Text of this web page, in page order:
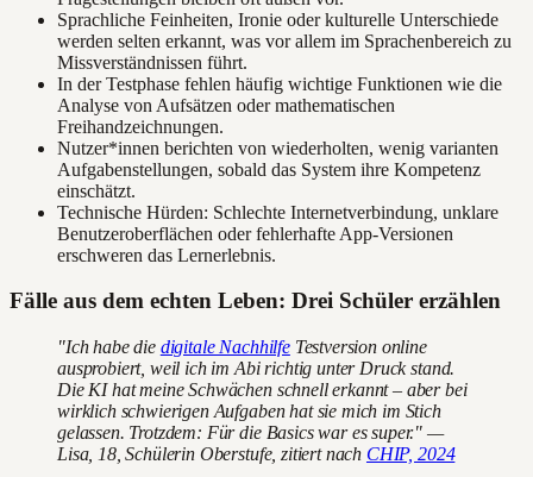
Sprachliche Feinheiten, Ironie oder kulturelle Unterschiede
werden selten erkannt, was vor allem im Sprachenbereich zu
Missverständnissen führt.
In der Testphase fehlen häufig wichtige Funktionen wie die
Analyse von Aufsätzen oder mathematischen
Freihandzeichnungen.
Nutzer*innen berichten von wiederholten, wenig varianten
Aufgabenstellungen, sobald das System ihre Kompetenz
einschätzt.
Technische Hürden: Schlechte Internetverbindung, unklare
Benutzeroberflächen oder fehlerhafte App-Versionen
erschweren das Lernerlebnis.
Fälle aus dem echten Leben: Drei Schüler erzählen
"Ich habe die digitale NachhilfeTestversion online
ausprobiert, weil ich im Abi richtig unter Druck stand.
Die KI hat meine Schwächen schnell erkannt – aber bei
wirklich schwierigen Aufgaben hat sie mich im Stich
gelassen. Trotzdem: Für die Basics war es super." —
Lisa, 18, Schülerin Oberstufe, zitiert nach CHIP, 2024